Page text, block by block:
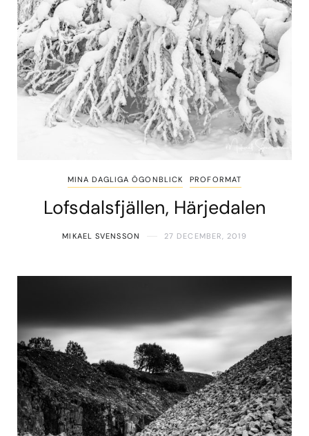
MINA DAGLIGA ÖGONBLICK PROFORMAT
Lofsdalsfjällen, Härjedalen
MIKAEL SVENSSON 27 DECEMBER, 2019